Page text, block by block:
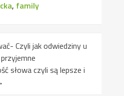
, family
Czyli jak odwiedziny u
słowa czyli są lepsze i